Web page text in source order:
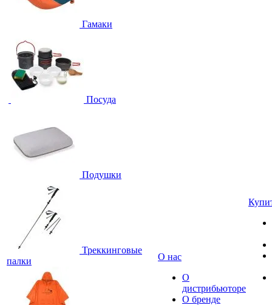
Гамаки
Посуда
Подушки
Треккинговые
палки
О нас
О
дистрибьюторе
О бренде